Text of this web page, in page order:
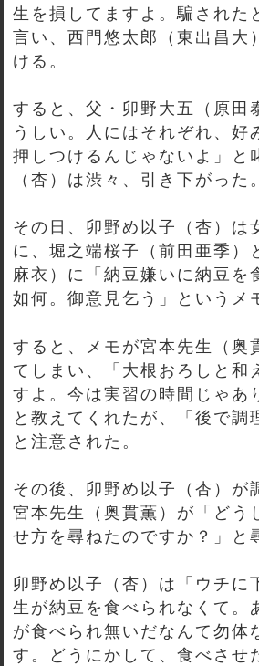
生を損してますよ。騙された
言い、西門悠太郎（東出昌大
ける。
すると、父・卯野大五（原田
うしい。人にはそれぞれ、好
押しつけるんじゃないよ」と
（杏）は渋々、引き下がった。
その日、卯野め以子（杏）は
に、堀之端桜子（前田亜季）
麻衣）に「納豆嫌いに納豆を
如何。御意見乞う」というメ
すると、メモが宮本先生（奥
てしまい、「大根おろしと和
すよ。今は実習の時間じゃあ
と教えてくれたが、「後で調
と注意された。
その後、卯野め以子（杏）が
宮本先生（奥貫薫）が「どう
せ方を尋ねたのですか？」と
卯野め以子（杏）は「ウチに
生が納豆を食べられなくて。
が食べられ無いだなんて勿体
す。どうにかして、食べさせ